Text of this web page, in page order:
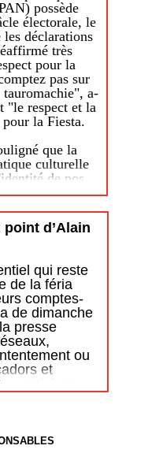
des
ce cas,
faire
de l'Etat
fonctions
en défaut",
demande à
lui
pour
de police ne
après un
aux
leurs
cesser ce
des
possède
électorale, le
déclarations
très
pour la
pas sur
a-
"le respect et la
la Fiesta.
que la
culturelle
de nos
nombreuses
la corrida",
le fait que sa
sens" et
majorité des
ou non aux
pensent pas à
citoyens de
en toute
a conclu sa
sa "tolérance
culturelle et
point d’Alain
qui reste
de la féria
comptes-
de dimanche
presse
ou
et
de la
Ces
la vérité.